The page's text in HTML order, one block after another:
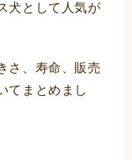
犬として人気が
さ、寿命、販売
てまとめまし